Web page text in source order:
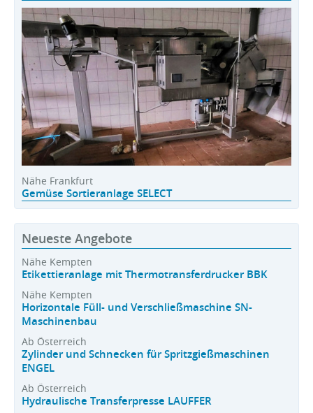
Nähe Frankfurt
Gemüse Sortieranlage SELECT
Neueste Angebote
Nähe Kempten
Etikettieranlage mit Thermotransferdrucker BBK
Nähe Kempten
Horizontale Füll- und Verschließmaschine SN-
Maschinenbau
Ab Österreich
Zylinder und Schnecken für Spritzgießmaschinen
ENGEL
Ab Österreich
Hydraulische Transferpresse LAUFFER